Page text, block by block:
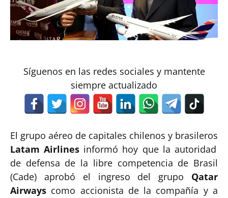
Síguenos en las redes sociales y mantente
siempre actualizado
El grupo aéreo de capitales chilenos y brasileros
Latam Airlines informó hoy que la autoridad
de defensa de la libre competencia de Brasil
(Cade) aprobó el ingreso del grupo Qatar
Airways como accionista de la compañía y a